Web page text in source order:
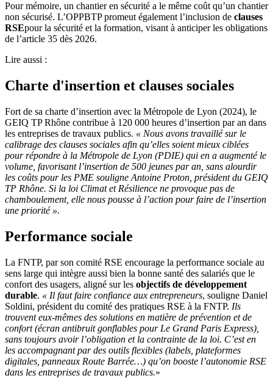
Pour mémoire, un chantier en sécurité a le même coût qu’un chantier
non sécurisé. L’OPPBTP promeut également l’inclusion de clauses
RSEpour la sécurité et la formation, visant à anticiper les obligations
de l’article 35 dès 2026.
Lire aussi :
Charte d'insertion et clauses sociales
Fort de sa charte d’insertion avec la Métropole de Lyon (2024), le
GEIQ TP Rhône contribue à 120 000 heures d’insertion par an dans
les entreprises de travaux publics. « Nous avons travaillé sur le
calibrage des clauses sociales afin qu’elles soient mieux ciblées
pour répondre à la Métropole de Lyon (PDIE) qui en a augmenté le
volume, favorisant l’insertion de 500 jeunes par an, sans alourdir
les coûts pour les PME souligne Antoine Proton, président du GEIQ
TP Rhône. Si la loi Climat et Résilience ne provoque pas de
chamboulement, elle nous pousse à l’action pour faire de l’insertion
une priorité ».
Performance sociale
La FNTP, par son comité RSE encourage la performance sociale au
sens large qui intègre aussi bien la bonne santé des salariés que le
confort des usagers, aligné sur les objectifs de développement
durable. « Il faut faire confiance aux entrepreneurs, souligne Daniel
Soldini, président du comité des pratiques RSE à la FNTP. Ils
trouvent eux-mêmes des solutions en matière de prévention et de
confort (écran antibruit gonflables pour Le Grand Paris Express),
sans toujours avoir l’obligation et la contrainte de la loi. C’est en
les accompagnant par des outils flexibles (labels, plateformes
digitales, panneaux Route Barrée…) qu’on booste l’autonomie RSE
dans les entreprises de travaux publics.»